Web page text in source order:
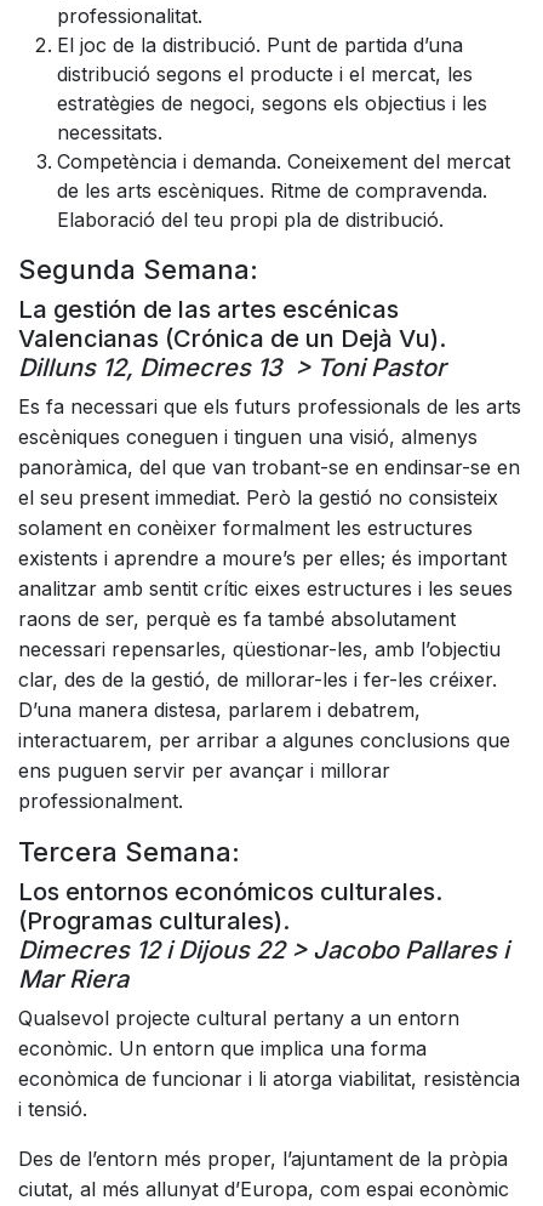
professionalitat.
El joc de la distribució. Punt de partida d’una
distribució segons el producte i el mercat, les
estratègies de negoci, segons els objectius i les
necessitats.
Competència i demanda. Coneixement del mercat
de les arts escèniques. Ritme de compravenda.
Elaboració del teu propi pla de distribució.
Segunda Semana:
La gestión de las artes escénicas
Valencianas (Crónica de un Dejà Vu).
Dilluns 12, Dimecres 13 > Toni Pastor
Es fa necessari que els futurs professionals de les arts
escèniques coneguen i tinguen una visió, almenys
panoràmica, del que van trobant-se en endinsar-se en
el seu present immediat. Però la gestió no consisteix
solament en conèixer formalment les estructures
existents i aprendre a moure’s per elles; és important
analitzar amb sentit crític eixes estructures i les seues
raons de ser, perquè es fa també absolutament
necessari repensarles, qüestionar-les, amb l’objectiu
clar, des de la gestió, de millorar-les i fer-les créixer.
D’una manera distesa, parlarem i debatrem,
interactuarem, per arribar a algunes conclusions que
ens puguen servir per avançar i millorar
professionalment.
Tercera Semana:
Los entornos económicos culturales.
(Programas culturales).
Dimecres 12 i Dijous 22 > Jacobo Pallares i
Mar Riera
Qualsevol projecte cultural pertany a un entorn
econòmic. Un entorn que implica una forma
econòmica de funcionar i li atorga viabilitat, resistència
i tensió.
Des de l’entorn més proper, l’ajuntament de la pròpia
ciutat, al més allunyat d’Europa, com espai econòmic